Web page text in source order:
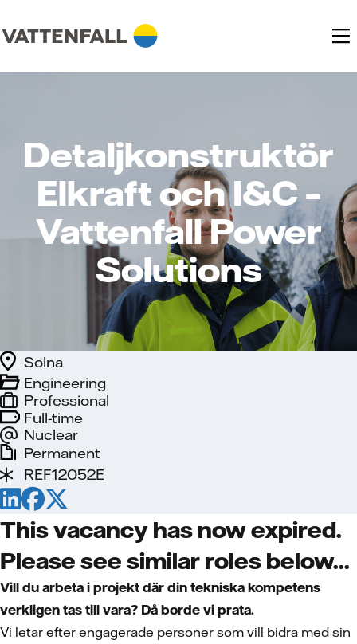
Detaljkonstruktör
Elkraft och I&C –
Vattenfall Power
Solutions
Full-time
Nuclear
Engineering
Solna
Professional
Permanent
REF12052E
This vacancy has now expired.
Please see similar roles below...
Vill du arbeta i projekt där din tekniska kompetens
verkligen tas till vara? Då borde vi prata.
Vi letar efter engagerade personer som vill bidra med sin